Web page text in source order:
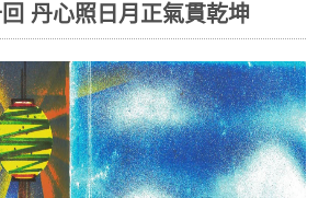
丹心照日月正氣貫乾坤